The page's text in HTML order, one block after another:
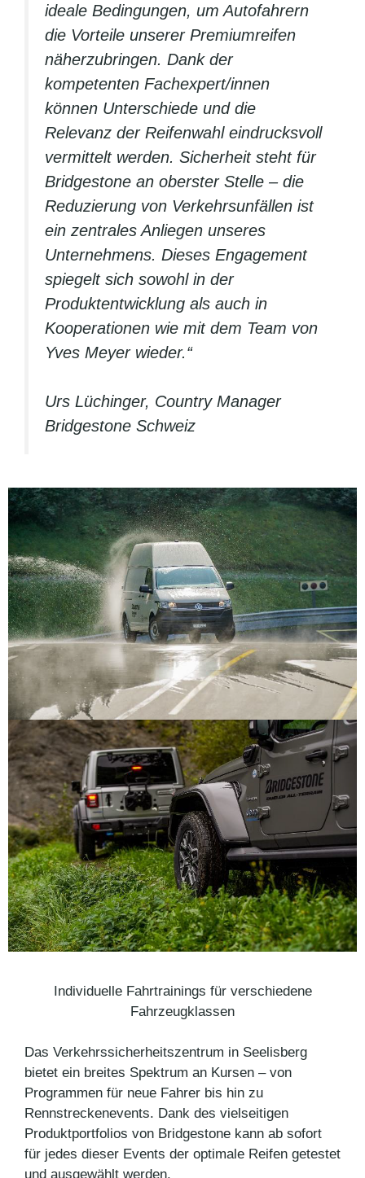
ideale Bedingungen, um Autofahrern
die Vorteile unserer Premiumreifen
näherzubringen. Dank der
kompetenten Fachexpert/innen
können Unterschiede und die
Relevanz der Reifenwahl eindrucksvoll
vermittelt werden. Sicherheit steht für
Bridgestone an oberster Stelle – die
Reduzierung von Verkehrsunfällen ist
ein zentrales Anliegen unseres
Unternehmens. Dieses Engagement
spiegelt sich sowohl in der
Produktentwicklung als auch in
Kooperationen wie mit dem Team von
Yves Meyer wieder.“
Urs Lüchinger, Country Manager
Bridgestone Schweiz
Individuelle Fahrtrainings für verschiedene
Fahrzeugklassen
Das Verkehrssicherheitszentrum in Seelisberg
bietet ein breites Spektrum an Kursen – von
Programmen für neue Fahrer bis hin zu
Rennstreckenevents. Dank des vielseitigen
Produktportfolios von Bridgestone kann ab sofort
für jedes dieser Events der optimale Reifen getestet
und ausgewählt werden.